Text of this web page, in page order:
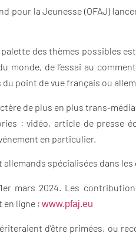
pour la Jeunesse (OFAJ)
des thèmes possibles
de l’essai au
point de vue français ou
de plus en plus trans-
: vidéo, article de presse
en particulier.
spécialisées dans
mars 2024. Les
en ligne : www.pfaj.eu
d’être primées, ou